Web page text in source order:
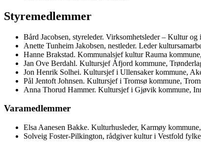
Styremedlemmer
Bård Jacobsen, styreleder. Virksomhetsleder – Kultur
Anette Tunheim Jakobsen, nestleder. Leder
Hanne Brakstad. Kommunalsjef kultur Rauma
Jan Ove Berdahl. Kultursjef Åfjord kommune,
Jon Henrik Solhei. Kultursjef i Ullensaker kommune,
Pål Jentoft Johnsen. Kultursjef i Tromsø kommune,
Anna Thorud Hammer. Kultursjef i Gjøvik kommune,
Varamedlemmer
Elsa Aanesen Bakke. Kulturhusleder, Karmøy
Solveig Foster-Pilkington, rådgiver kultur i Vestfold